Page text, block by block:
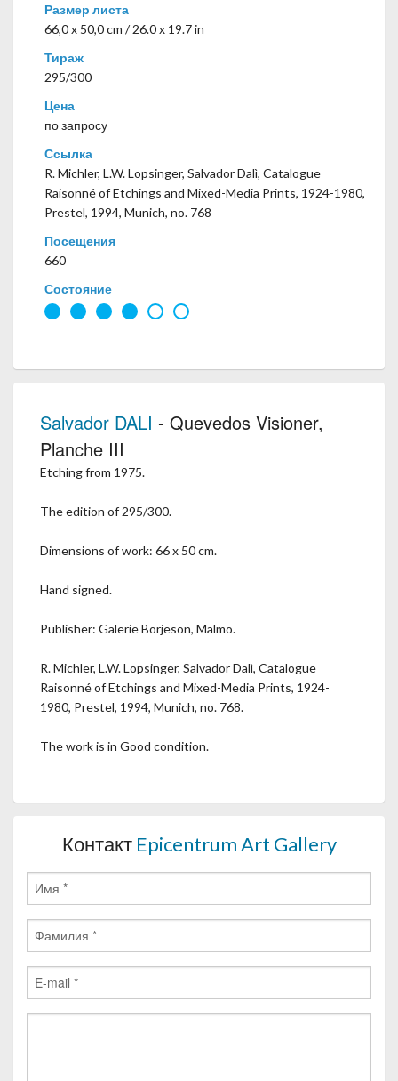
Размер листа
66,0 x 50,0 cm / 26.0 x 19.7 in
Тираж
295/300
Цена
по запросу
Ссылка
R. Michler, L.W. Lopsinger, Salvador Dalì, Catalogue
Raisonné of Etchings and Mixed-Media Prints, 1924-1980,
Prestel, 1994, Munich, no. 768
Посещения
660
Состояние
Salvador DALI - Quevedos Visioner,
Planche III
Etching from 1975.
The edition of 295/300.
Dimensions of work: 66 x 50 cm.
Hand signed.
Publisher: Galerie Börjeson, Malmö.
R. Michler, L.W. Lopsinger, Salvador Dalì, Catalogue
Raisonné of Etchings and Mixed-Media Prints, 1924-
1980, Prestel, 1994, Munich, no. 768.
The work is in Good condition.
Контакт Epicentrum Art Gallery